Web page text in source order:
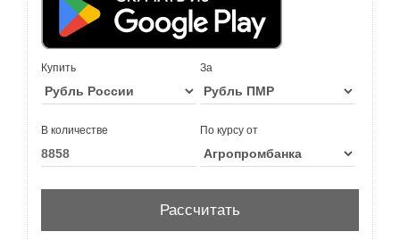
Купить За
В количестве По курсу от